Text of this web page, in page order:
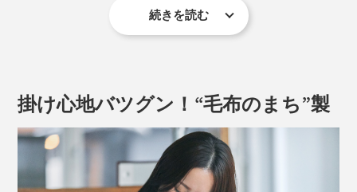
続きを読む
掛け心地バツグン！“毛布のまち”製